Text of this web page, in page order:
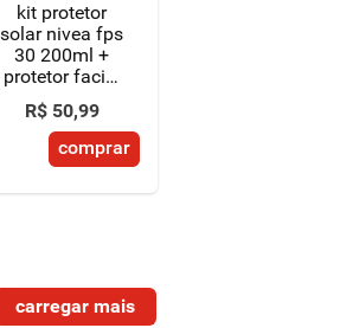
kit protetor
solar nivea fps
30 200ml +
protetor facial
fps 30 100ml
R$ 50,99
comprar